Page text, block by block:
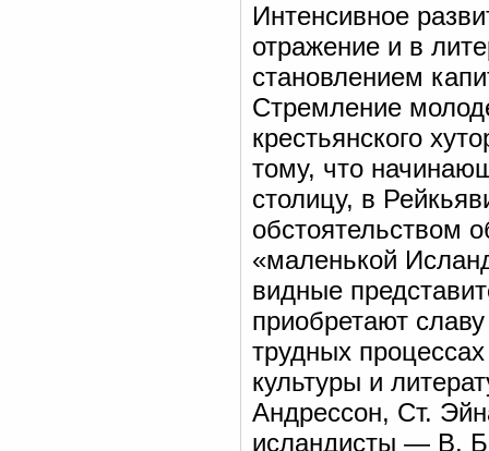
Интенсивное
отражение и в
становлением
Стремление
крестьянского
тому, что
столицу, в
обстоятельством
«маленькой
видные
приобретают
трудных
культуры и
Андрессон, Ст.
исландисты — В.